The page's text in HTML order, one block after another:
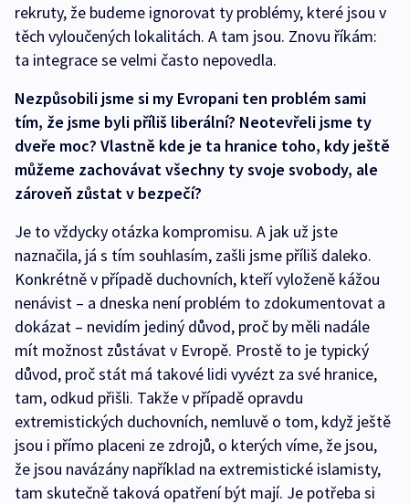
rekruty, že budeme ignorovat ty problémy, které jsou v
těch vyloučených lokalitách. A tam jsou. Znovu říkám:
ta integrace se velmi často nepovedla.
Nezpůsobili jsme si my Evropani ten problém sami
tím, že jsme byli příliš liberální? Neotevřeli jsme ty
dveře moc? Vlastně kde je ta hranice toho, kdy ještě
můžeme zachovávat všechny ty svoje svobody, ale
zároveň zůstat v bezpečí?
Je to vždycky otázka kompromisu. A jak už jste
naznačila, já s tím souhlasím, zašli jsme příliš daleko.
Konkrétně v případě duchovních, kteří vyloženě kážou
nenávist – a dneska není problém to zdokumentovat a
dokázat – nevidím jediný důvod, proč by měli nadále
mít možnost zůstávat v Evropě. Prostě to je typický
důvod, proč stát má takové lidi vyvézt za své hranice,
tam, odkud přišli. Takže v případě opravdu
extremistických duchovních, nemluvě o tom, když ještě
jsou i přímo placeni ze zdrojů, o kterých víme, že jsou,
že jsou navázány například na extremistické islamisty,
tam skutečně taková opatření být mají. Je potřeba si